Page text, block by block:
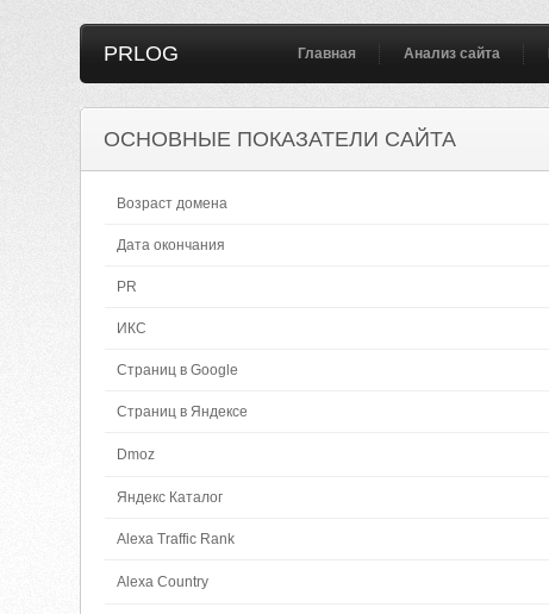
PRLOG Главная Анализ сайта
ОСНОВНЫЕ ПОКАЗАТЕЛИ САЙТА
Возраст домена
Дата окончания
PR
ИКС
Страниц в Google
Страниц в Яндексе
Dmoz
Яндекс Каталог
Alexa Traffic Rank
Alexa Country